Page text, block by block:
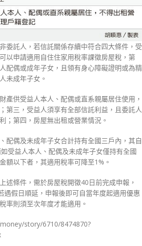
委託人，若信託關係存續中符合四大條件，受
以申請適用自住住家用稅率課徵房屋稅，第
配偶或成年子女，且領有身心障礙證明或為精
未成年子女。
產供受益人本人、配偶或直系親屬居住使用，
第三，受益人須享有全部信託利益，且委託人
；第四，房屋無出租或營業情況。
配偶及未成年子女合計持有全國三戶內，其自
受益人本人、配偶及未成年子女僅持有全國
額以下者，其適用稅率可降至1%。
述條件，需於房屋稅開徵40日前完成申報，
遇假日順延，申報後即可自當年度起適用優惠
率則須至次年度才能適用。
story/6710/8474870?